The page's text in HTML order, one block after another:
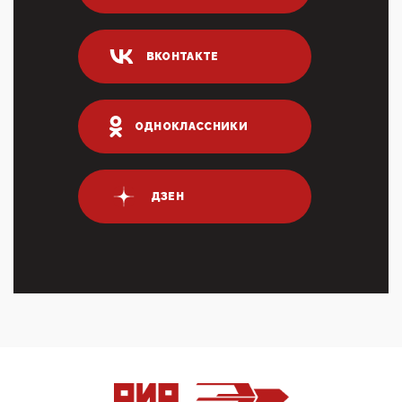
переводах по ...
03:35, 10 Апреля 2026
Суммарное вознаграждение менеджменту в 15
крупных банках по итогам 2025 года превысило 63
03:01, 10 Апреля 2026
Террорист и убийца Буданов вальяжно сообщил,
что союзники просили Киев не наносить удары по
01:54, 10 Апреля 2026
ПрезидентПутинвчера вечером обьявил
Пасхальное перемирие с 16 часов субботы до конца
разрешило православным христианам провести
обряд Схождения Бл...
ВКОНТАКТЕ
ОДНОКЛАССНИКИ
ДЗЕН